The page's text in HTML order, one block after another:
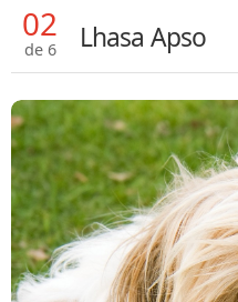
02
de 6 Lhasa Apso